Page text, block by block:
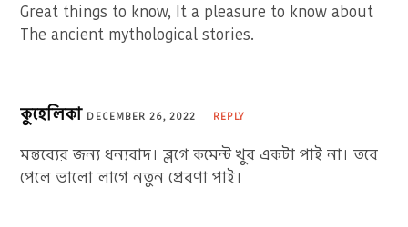
Great things to know, It a pleasure to know about
The ancient mythological stories.
কুহেলিকা DECEMBER 26, 2022 REPLY
মন্তব্যের জন্য ধন্যবাদ। ব্লগে কমেন্ট খুব একটা পাই না। তবে
পেলে ভালো লাগে নতুন প্রেরণা পাই।